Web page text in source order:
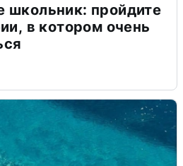
школьник: пройдите
в котором очень